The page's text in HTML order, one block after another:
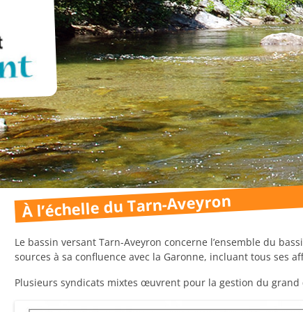
À l’échelle du Tarn-Aveyron
Le bassin versant Tarn-Aveyron concerne l’ensemble du
sources à sa confluence avec la Garonne, incluant tous ses
Plusieurs syndicats mixtes œuvrent pour la gestion du grand